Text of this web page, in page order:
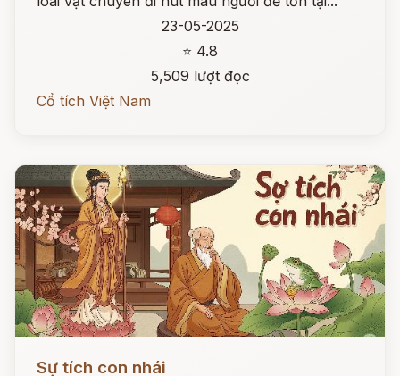
23-05-2025
⭐ 4.8
5,509 lượt đọc
Cổ tích Việt Nam
Sự tích con nhái